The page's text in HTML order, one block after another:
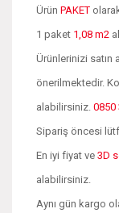
Ürün PAKET
1 paket 1,08 m2
Ürünlerinizi satın
önerilmektedir.
alabilirsiniz. 0850
Sipariş öncesi
En iyi fiyat ve 3D
alabilirsiniz.
Aynı gün kargo